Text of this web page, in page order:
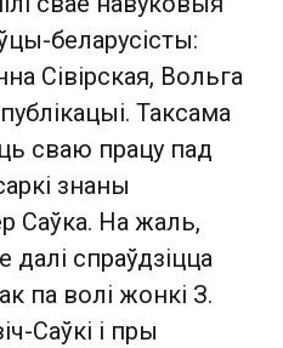
беларусісты:
Сівірская, Вольга
Таксама
сваю працу пад
знаны
Саўка. На жаль,
далі спраўдзіцца
па волі жонкі З.
Саўкі і пры